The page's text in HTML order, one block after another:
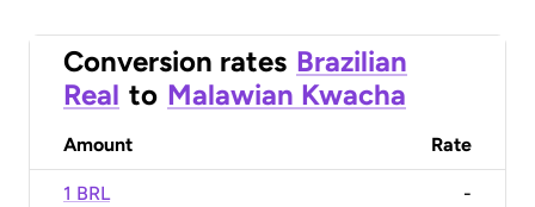
Conversion rates Brazilian
Real to Malawian Kwacha
Amount Rate
1 BRL -